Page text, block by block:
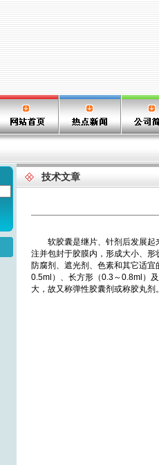
技术文章
软胶囊是继片、针剂后发展
注并包封于胶膜内，形成大小、
防腐剂、遮光剂、色素和其它适
0.5ml）、长方形（0.3～0.8ml）
大，故又称弹性胶囊剂或称胶丸剂